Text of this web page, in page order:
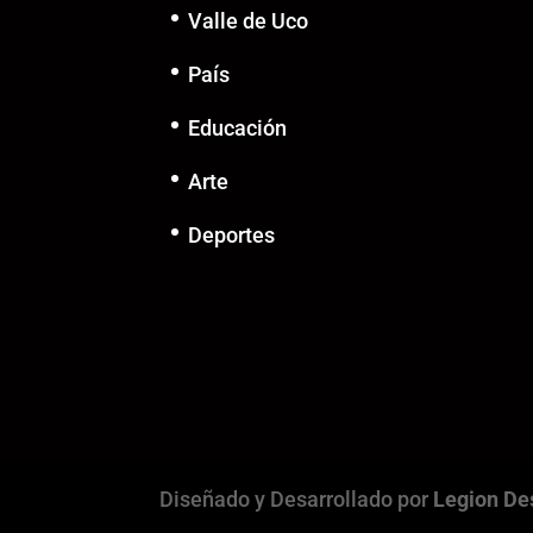
Valle de Uco
País
Educación
Arte
Deportes
Diseñado y Desarrollado por Legion